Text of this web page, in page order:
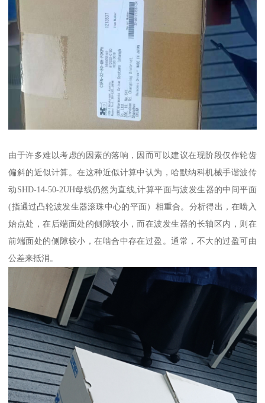
由于许多难以考虑的因素的落响，因而可以建议在现阶段仅作轮齿
偏斜的近似计算。在这种近似计算中认为，哈默纳科机械手谐波传
动SHD-14-50-2UH母线仍然为直线,计算平面与波发生器的中间平面
(指通过凸轮波发生器滚珠中心的平面）相重合。分析得出，在啮入
始点处，在后端面处的侧隙较小，而在波发生器的长轴区内，则在
前端面处的侧隙较小，在啮合中存在过盈。通常，不大的过盈可由
公差来抵消。